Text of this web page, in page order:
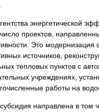
энергетической
проектов,
Это
источников,
тепловых пунктов с
учреждениях,
работы на
направлена в том